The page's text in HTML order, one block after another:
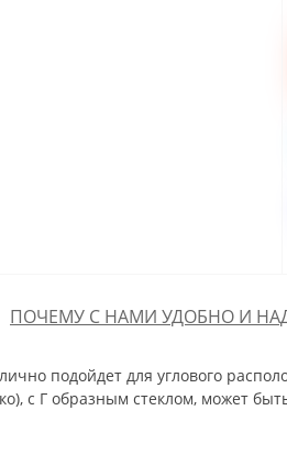
ПОЧЕМУ С НАМИ УДОБНО И
подойдет для углового
с Г образным стеклом, может